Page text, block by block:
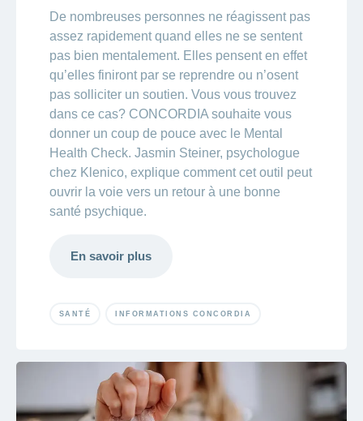
De nombreuses personnes ne réagissent pas
assez rapidement quand elles ne se sentent
pas bien mentalement. Elles pensent en effet
qu’elles finiront par se reprendre ou n’osent
pas solliciter un soutien. Vous vous trouvez
dans ce cas? CONCORDIA souhaite vous
donner un coup de pouce avec le Mental
Health Check. Jasmin Steiner, psychologue
chez Klenico, explique comment cet outil peut
ouvrir la voie vers un retour à une bonne
santé psychique.
En savoir plus
SANTÉ INFORMATIONS CONCORDIA